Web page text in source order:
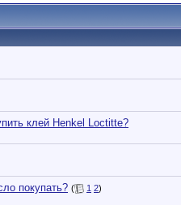
клей Henkel Loctitte?
покупать? ( 1 2)